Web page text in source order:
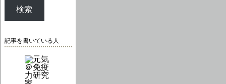
検索
記事を書いている人